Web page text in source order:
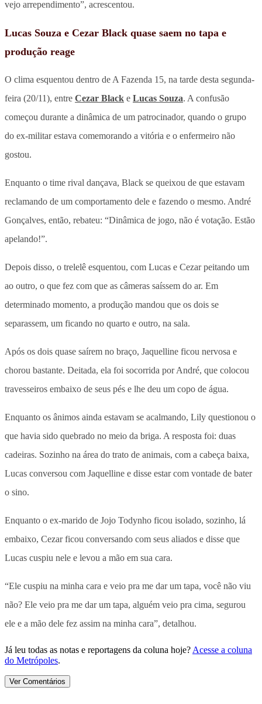
vejo arrependimento”, acrescentou.
Lucas Souza e Cezar Black quase saem no tapa e
produção reage
O clima esquentou dentro de A Fazenda 15, na tarde desta segunda-
feira (20/11), entre Cezar Black e Lucas Souza. A confusão
começou durante a dinâmica de um patrocinador, quando o grupo
do ex-militar estava comemorando a vitória e o enfermeiro não
gostou.
Enquanto o time rival dançava, Black se queixou de que estavam
reclamando de um comportamento dele e fazendo o mesmo. André
Gonçalves, então, rebateu: “Dinâmica de jogo, não é votação. Estão
apelando!”.
Depois disso, o trelelê esquentou, com Lucas e Cezar peitando um
ao outro, o que fez com que as câmeras saíssem do ar. Em
determinado momento, a produção mandou que os dois se
separassem, um ficando no quarto e outro, na sala.
Após os dois quase saírem no braço, Jaquelline ficou nervosa e
chorou bastante. Deitada, ela foi socorrida por André, que colocou
travesseiros embaixo de seus pés e lhe deu um copo de água.
Enquanto os ânimos ainda estavam se acalmando, Lily questionou o
que havia sido quebrado no meio da briga. A resposta foi: duas
cadeiras. Sozinho na área do trato de animais, com a cabeça baixa,
Lucas conversou com Jaquelline e disse estar com vontade de bater
o sino.
Enquanto o ex-marido de Jojo Todynho ficou isolado, sozinho, lá
embaixo, Cezar ficou conversando com seus aliados e disse que
Lucas cuspiu nele e levou a mão em sua cara.
“Ele cuspiu na minha cara e veio pra me dar um tapa, você não viu
não? Ele veio pra me dar um tapa, alguém veio pra cima, segurou
ele e a mão dele fez assim na minha cara”, detalhou.
Já leu todas as notas e reportagens da coluna hoje? Acesse a coluna
do Metrópoles.
Ver Comentários